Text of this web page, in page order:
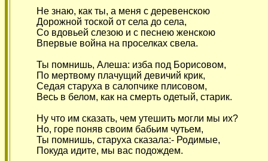
Не знаю, как ты, а меня с деревенскою
Дорожной тоской от села до села,
Со вдовьей слезою и с песнею женскою
Впервые война на проселках свела.
Ты помнишь, Алеша: изба под Борисовом,
По мертвому плачущий девичий крик,
Седая старуха в салопчике плисовом,
Весь в белом, как на смерть одетый, старик.
Ну что им сказать, чем утешить могли мы их?
Но, горе поняв своим бабьим чутьем,
Ты помнишь, старуха сказала:- Родимые,
Покуда идите, мы вас подождем.